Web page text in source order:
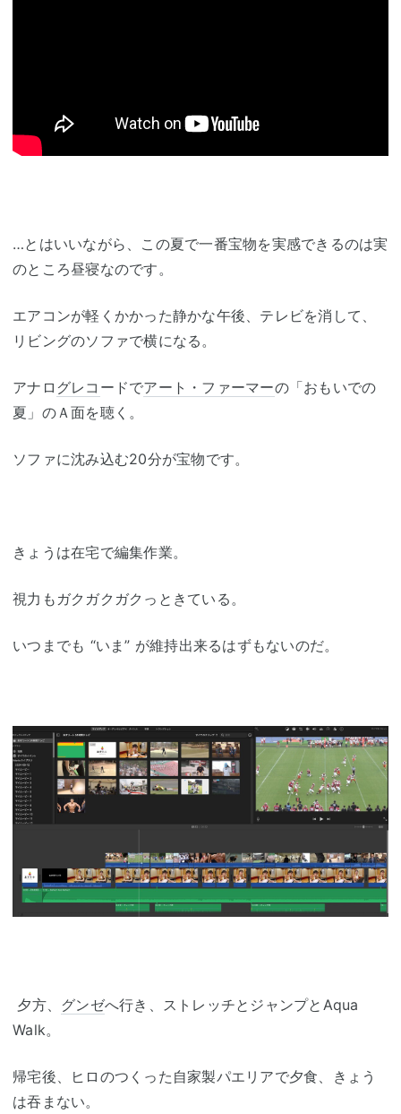
…とはいいながら、この夏で一番宝物を実感できるのは実
のところ昼寝なのです。
エアコンが軽くかかった静かな午後、テレビを消して、
リビングのソファで横になる。
アナロ グレコ ードでアート・ファーマーの「おもいでの
夏」のＡ面を聴く。
ソファに沈み込む20分が宝物です。
きょうは在宅で編集作業。
視力もガクガクガクっときている。
いつまでも “いま” が維持出来るはずもないのだ。
夕方、 グンゼへ行き、ストレッチとジャンプとAqua
Walk。
帰宅後、ヒロのつくった自家製パエリアで夕食、きょう
は吞まない。